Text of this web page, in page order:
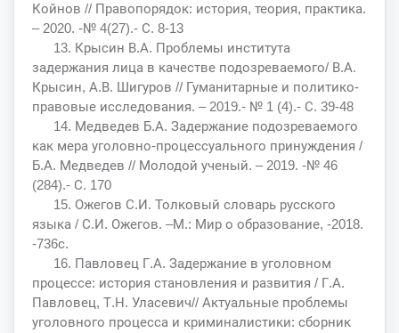
Койнов // Правопорядок: история, теория, практика.
– 2020. -№ 4(27).- С. 8-13
13. Крысин В.А. Проблемы института
задержания лица в качестве подозреваемого/ В.А.
Крысин, А.В. Шигуров // Гуманитарные и политико-
правовые исследования. – 2019.- № 1 (4).- С. 39-48
14. Медведев Б.А. Задержание подозреваемого
как мера уголовно-процессуального принуждения /
Б.А. Медведев // Молодой ученый. – 2019. -№ 46
(284).- С. 170
15. Ожегов С.И. Толковый словарь русского
языка / С.И. Ожегов. –М.: Мир о образование, -2018.
-736с.
16. Павловец Г.А. Задержание в уголовном
процессе: история становления и развития / Г.А.
Павловец, Т.Н. Уласевич// Актуальные проблемы
уголовного процесса и криминалистики: сборник